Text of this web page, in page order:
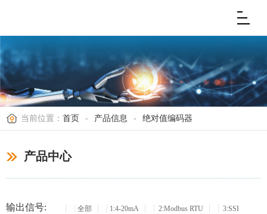
当前位置： 首页 - 产品信息 - 绝对值编码器
产品中心
输出信号: 全部 1:4-20mA 2:Modbus RTU
3:SSI